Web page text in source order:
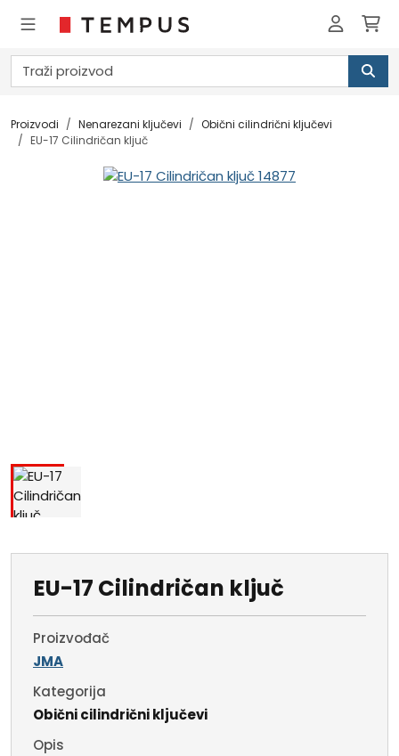
Proizvodi Nenarezani ključevi
Obični cilindrični ključevi
EU-17 Cilindričan ključ
EU-17 Cilindričan ključ
Proizvođač
JMA
Kategorija
Obični cilindrični ključevi
Opis